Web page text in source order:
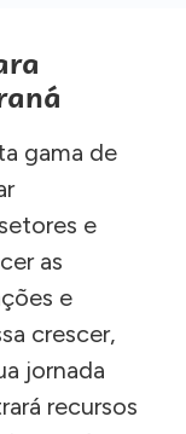
gama de
e
as
e
crescer,
jornada
recursos